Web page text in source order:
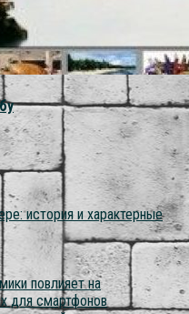
история и характерные
повлияет на
для смартфонов